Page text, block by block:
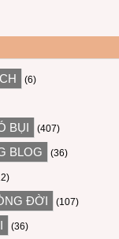
(6)
BỤI (407)
BLOG (36)
ĐỜI (107)
(36)